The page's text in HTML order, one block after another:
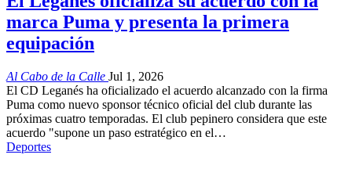
marca Puma y presenta la primera
equipación
Al Cabo de la Calle Jul 1, 2026
El CD Leganés ha oficializado el acuerdo alcanzado con la firma
Puma como nuevo sponsor técnico oficial del club durante las
próximas cuatro temporadas. El club pepinero considera que este
acuerdo "supone un paso estratégico en el…
Deportes